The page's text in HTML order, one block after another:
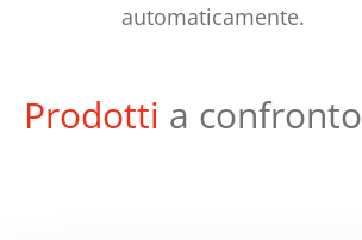
automaticamente.
Prodotti a confronto